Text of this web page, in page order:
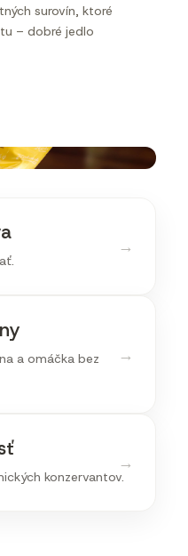
surovín, ktoré
– dobré jedlo
→
→
a omáčka bez
→
konzervantov.